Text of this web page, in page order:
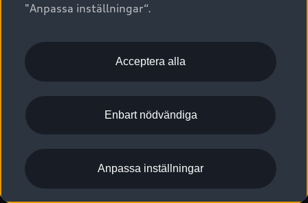
Vanliga frågor
2G/3G nätet stängs ned - Hur påverkas min bil av detta?
Pressmeddelanden
Nyhetsbrev
Vårt hållbarhetsarbete
Lediga tjänster huvudkontor
Lediga tjänster hos Audi Återförsäljare
Kommentar till mediauppgifter om dataläcka
Juridiskt Audi Digital Giveaway
Anpassa inställningar för cookies
Visselblåsarkanaler
"Anpassa inställningar“.
Acceptera alla
Enbart nödvändiga
Anpassa inställningar